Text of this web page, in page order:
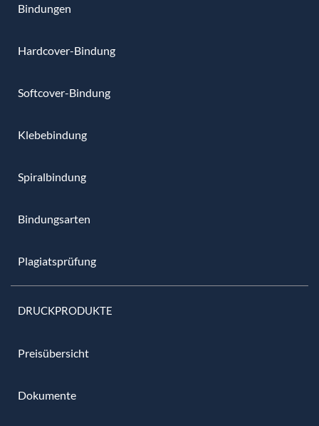
Bindungen
Hardcover-Bindung
Softcover-Bindung
Klebebindung
Spiralbindung
Bindungsarten
Plagiatsprüfung
DRUCKPRODUKTE
Preisübersicht
Dokumente